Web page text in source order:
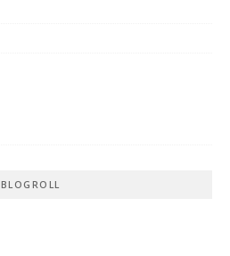
BLOGROLL